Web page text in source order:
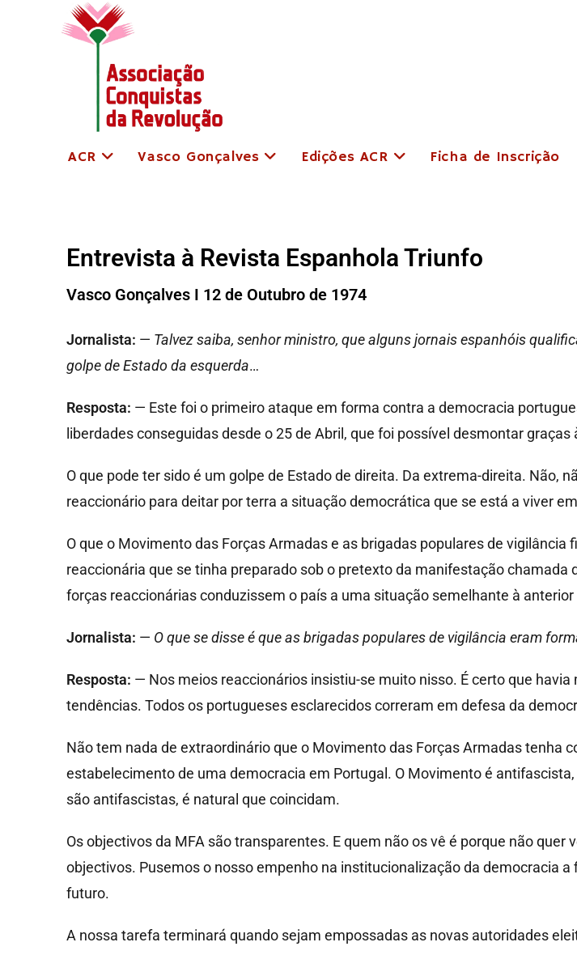
ACR Vasco Gonçalves Edições ACR Ficha de Inscrição
Entrevista à Revista Espanhola Triunfo
Vasco Gonçalves I 12 de Outubro de 1974
Jornalista: — Talvez saiba, senhor ministro, que alguns jornais espanhóis
golpe de Estado da esquerda…
Resposta: — Este foi o primeiro ataque em forma contra a democracia
liberdades conseguidas desde o 25 de Abril, que foi possível desmontar
O que pode ter sido é um golpe de Estado de direita. Da extrema-direita. Não,
reaccionário para deitar por terra a situação democrática que se está a viver
O que o Movimento das Forças Armadas e as brigadas populares de
reaccionária que se tinha preparado sob o pretexto da manifestação
forças reaccionárias conduzissem o país a uma situação semelhante à anterior
Jornalista: — O que se disse é que as brigadas populares de vigilância eram
Resposta: — Nos meios reaccionários insistiu-se muito nisso. É certo que
tendências. Todos os portugueses esclarecidos correram em defesa da
Não tem nada de extraordinário que o Movimento das Forças Armadas tenha
estabelecimento de uma democracia em Portugal. O Movimento é
são antifascistas, é natural que coincidam.
Os objectivos da MFA são transparentes. E quem não os vê é porque não
objectivos. Pusemos o nosso empenho na institucionalização da democracia
futuro.
A nossa tarefa terminará quando sejam empossadas as novas autoridades